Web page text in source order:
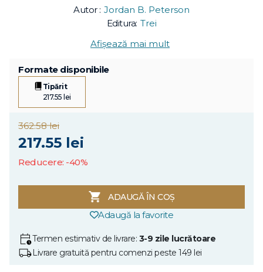
Autor : Jordan B. Peterson
Editura: Trei
Afișează mai mult
Formate disponibile
Tipărit
217.55 lei
362.58 lei
217.55 lei
Reducere: -40%
ADAUGĂ ÎN COȘ
Adaugă la favorite
Termen estimativ de livrare: 3-9 zile lucrătoare
Livrare gratuită pentru comenzi peste 149 lei